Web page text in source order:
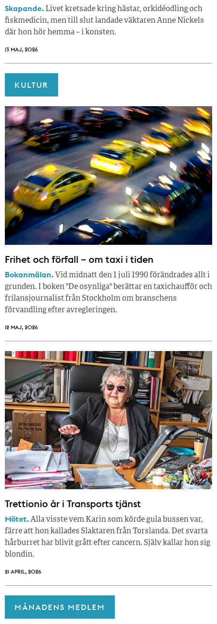
Skapande. Livet kretsade kring hästar, orkidéodling och
fiskmedicin, men till slut landade väktaren Anne Nickels
där hon hör hemma – i konsten.
13 MAJ, 2026
KULTUR
Frihet och förfall – om taxi i tiden
Bokanmälan. Vid midnatt den 1 juli 1990 förändrades allt i
grunden. I boken "De osynliga" berättar en taxichaufför och
frilansjournalist från Stockholm om branschens
förvandling efter avregleringen.
12 MAJ, 2026
Trettionio år i Transports tjänst
Mötet.Alla visste vem Karin som körde gula bussen var,
färre att hon kallades Slaktaren från Torslanda. Det svarta
hårburret har blivit grått efter cancern. Själv kallar hon sig
blondin.
21 APRIL, 2026
MÅNADENS MEDLEM